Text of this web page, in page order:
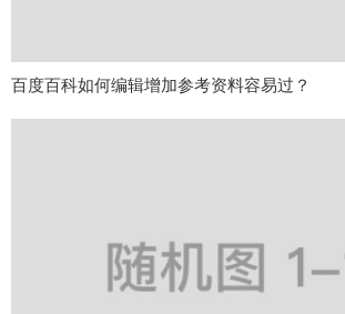
百度百科如何编辑增加参考资料容易过？